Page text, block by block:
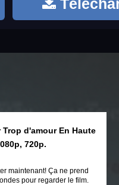
Trop d'amour En Haute
720p.
maintenant! Ça ne prend
pour regarder le film.